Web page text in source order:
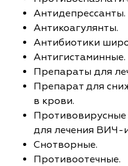
Антидепрессанты.
Антикоагулянты.
Антибиотики
Антигистаминные.
Препараты для
Препарат для
в крови.
Противовирусные
для лечения ВИЧ-
Снотворные.
Противоотечные.